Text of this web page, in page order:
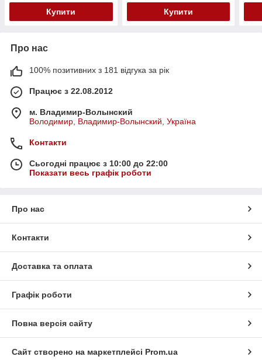
Купити Купити
Про нас
100% позитивних з 181 відгука за рік
Працює з 22.08.2012
м. Владимир-Волынский
Володимир, Владимир-Волынский, Україна
Контакти
Сьогодні працює з 10:00 до 22:00
Показати весь графік роботи
Про нас
Контакти
Доставка та оплата
Графік роботи
Повна версія сайту
Сайт створено на маркетплейсі Prom.ua